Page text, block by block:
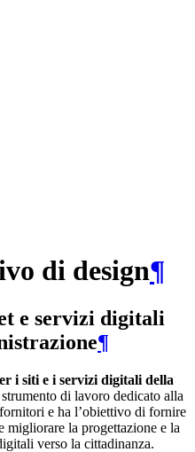
di design¶
e servizi digitali
¶
i siti e i servizi digitali della
di lavoro dedicato alla
e ha l’obiettivo di fornire
migliorare la progettazione e la
verso la cittadinanza.